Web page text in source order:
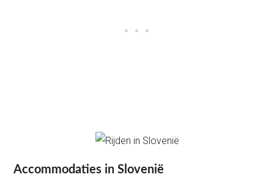
Accommodaties in Slovenië